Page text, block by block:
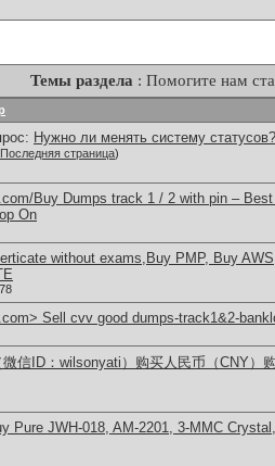
Темы раздела : Помогите нам
Нужно ли менять систему статусов?
Последняя страница)
Buy Dumps track 1 / 2 with pin –
On
without exams,Buy PMP, Buy
Sell cvv good dumps-track1&2-
微信ID：wilsonyati）购买人民币（CNY）
Pure JWH-018, AM-2201, 3-MMC